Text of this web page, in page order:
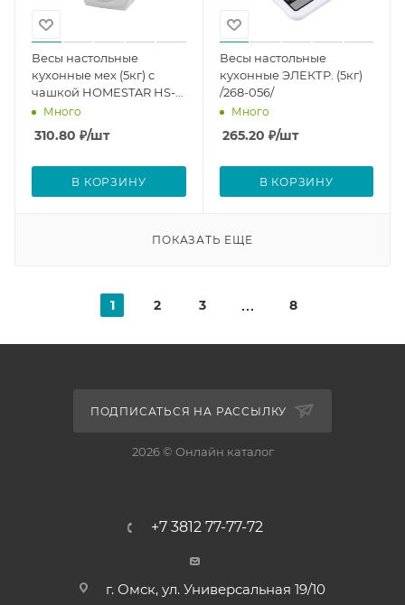
Весы настольные
кухонные мех (5кг) с
чашкой HOMESTAR HS-
3005Много
310.80 ₽/шт
В КОРЗИНУ
Весы настольные
кухонные ЭЛЕКТР. (5кг)
/268-056/
Много
265.20 ₽/шт
В КОРЗИНУ
ПОКАЗАТЬ ЕЩЕ
1 2 3 8
ПОДПИСАТЬСЯ НА РАССЫЛКУ
2026 © Онлайн каталог
+7 3812 77-77-72
г. Омск, ул. Универсальная 19/10